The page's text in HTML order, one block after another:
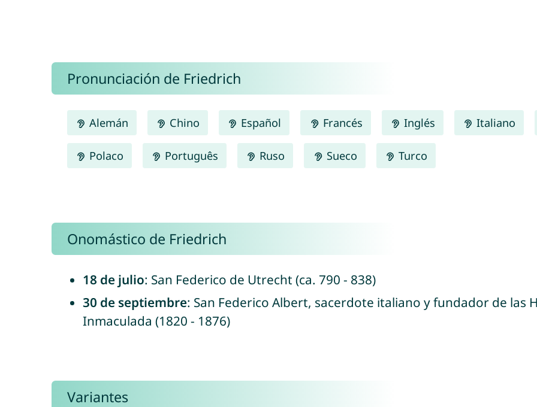
Pronunciación de Friedrich
Alemán Chino Español Francés Inglés Italiano
Polaco Português Ruso Sueco Turco
Onomástico de Friedrich
18 de julio: San Federico de Utrecht (ca. 790 - 838)
30 de septiembre: San Federico Albert, sacerdote italiano y fundador de las
Inmaculada (1820 - 1876)
Variantes